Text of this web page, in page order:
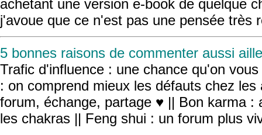
achetant une version e-book de quelque
j'avoue que ce n'est pas une pensée très
5 bonnes raisons de commenter aussi
Trafic d'influence : une chance qu'on
: on comprend mieux les défauts chez
forum, échange, partage ♥ || Bon karma :
les chakras || Feng shui : un forum plus